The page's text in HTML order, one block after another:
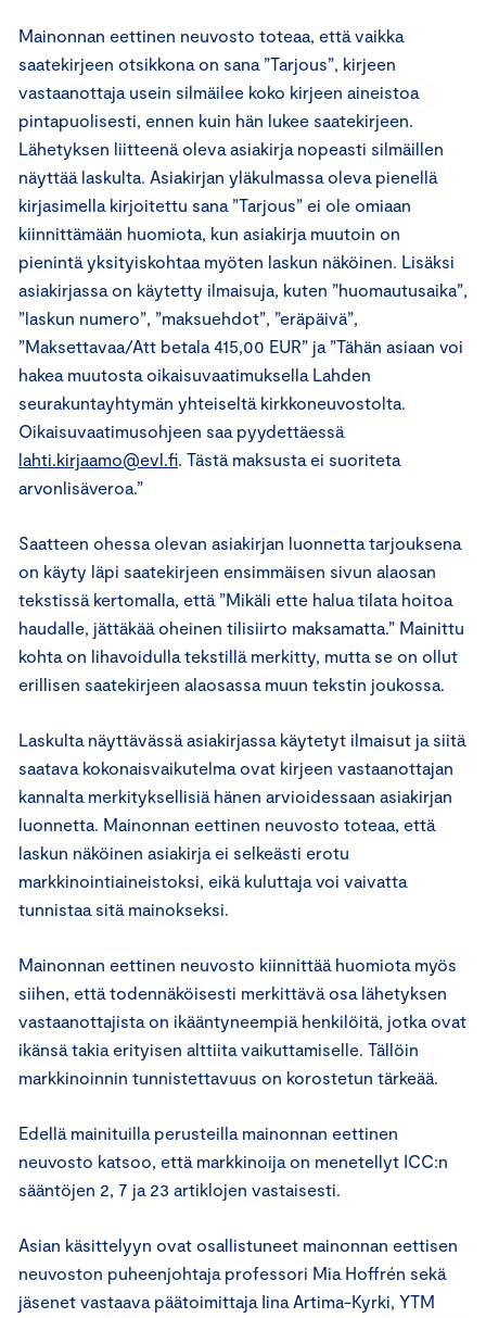
Mainonnan eettinen neuvosto toteaa, että vaikka
saatekirjeen otsikkona on sana ”Tarjous”, kirjeen
vastaanottaja usein silmäilee koko kirjeen aineistoa
pintapuolisesti, ennen kuin hän lukee saatekirjeen.
Lähetyksen liitteenä oleva asiakirja nopeasti silmäillen
näyttää laskulta. Asiakirjan yläkulmassa oleva pienellä
kirjasimella kirjoitettu sana ”Tarjous” ei ole omiaan
kiinnittämään huomiota, kun asiakirja muutoin on
pienintä yksityiskohtaa myöten laskun näköinen. Lisäksi
asiakirjassa on käytetty ilmaisuja, kuten ”huomautusaika”,
”laskun numero”, ”maksuehdot”, ”eräpäivä”,
”Maksettavaa/Att betala 415,00 EUR” ja ”Tähän asiaan voi
hakea muutosta oikaisuvaatimuksella Lahden
seurakuntayhtymän yhteiseltä kirkkoneuvostolta.
Oikaisuvaatimusohjeen saa pyydettäessä
lahti.kirjaamo@evl.fi. Tästä maksusta ei suoriteta
arvonlisäveroa.”
Saatteen ohessa olevan asiakirjan luonnetta tarjouksena
on käyty läpi saatekirjeen ensimmäisen sivun alaosan
tekstissä kertomalla, että ”Mikäli ette halua tilata hoitoa
haudalle, jättäkää oheinen tilisiirto maksamatta.” Mainittu
kohta on lihavoidulla tekstillä merkitty, mutta se on ollut
erillisen saatekirjeen alaosassa muun tekstin joukossa.
Laskulta näyttävässä asiakirjassa käytetyt ilmaisut ja siitä
saatava kokonaisvaikutelma ovat kirjeen vastaanottajan
kannalta merkityksellisiä hänen arvioidessaan asiakirjan
luonnetta. Mainonnan eettinen neuvosto toteaa, että
laskun näköinen asiakirja ei selkeästi erotu
markkinointiaineistoksi, eikä kuluttaja voi vaivatta
tunnistaa sitä mainokseksi.
Mainonnan eettinen neuvosto kiinnittää huomiota myös
siihen, että todennäköisesti merkittävä osa lähetyksen
vastaanottajista on ikääntyneempiä henkilöitä, jotka ovat
ikänsä takia erityisen alttiita vaikuttamiselle. Tällöin
markkinoinnin tunnistettavuus on korostetun tärkeää.
Edellä mainituilla perusteilla mainonnan eettinen
neuvosto katsoo, että markkinoija on menetellyt ICC:n
sääntöjen 2, 7 ja 23 artiklojen vastaisesti.
Asian käsittelyyn ovat osallistuneet mainonnan eettisen
neuvoston puheenjohtaja professori Mia Hoffrén sekä
jäsenet vastaava päätoimittaja Iina Artima-Kyrki, YTM